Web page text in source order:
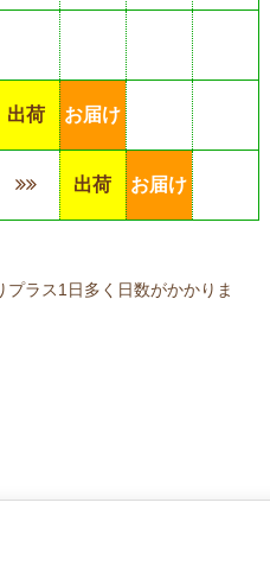
出荷 お届け
出荷 お届け
ラス1日多く日数がかかりま